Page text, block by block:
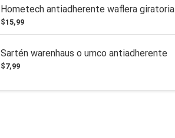
Hometech antiadherente waflera giratoria
$15,99
Sartén warenhaus o umco antiadherente
$7,99